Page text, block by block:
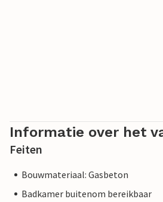
Informatie over het
Feiten
Bouwmateriaal: Gasbeton
Badkamer buitenom bereikbaar